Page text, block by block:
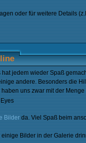
oder für weitere Details
jedem wieder Spaß
andere. Besonders die
uns zwar mit der
Bilder da. Viel Spaß beim
Bilder in der Galerie